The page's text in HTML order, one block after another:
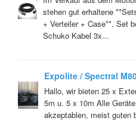
stehen gut erhaltene
+ Verteiler + Case**. Set
Schuko Kabel 3x...
Expolite / Spectral
Extension Power
im Set
Hallo, wir bieten 25 x
5m u. 5 x 10m Alle
akzeptablen, meist guten